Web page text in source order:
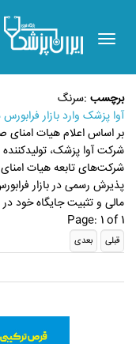
Toggle
navigation
برچسب :سرنگ
آوا پزشک وارد بازار
بر اساس اعلام هیات امنای
شرکت آوا پزشک،
شرکت‌های تابعه هیات امنای
پذیرش رسمی در بازار
مالی و تثبیت جایگاه خود
Page: 1 of 1